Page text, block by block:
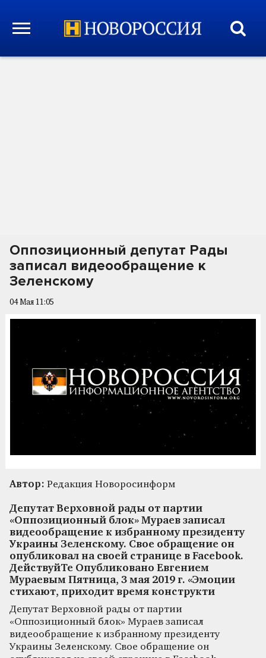
Оппозиционный депутат Рады
записал видеообращение к
Зеленскому
04 Мая 11:05
Автор: Редакция Новоросинформ
Депутат Верховной рады от партии
«Оппозиционный блок» Мураев записал
видеообращение к избранному президенту
Украины Зеленскому. Свое обращение он
опубликовал на своей странице в Facebook.
ДействуйТе Опубликовано Евгением
Мураевым Пятница, 3 мая 2019 г. «Эмоции
стихают, приходит время конструкти
Депутат Верховной рады от партии
«Оппозиционный блок» Мураев записал
видеообращение к избранному президенту
Украины Зеленскому. Свое обращение он